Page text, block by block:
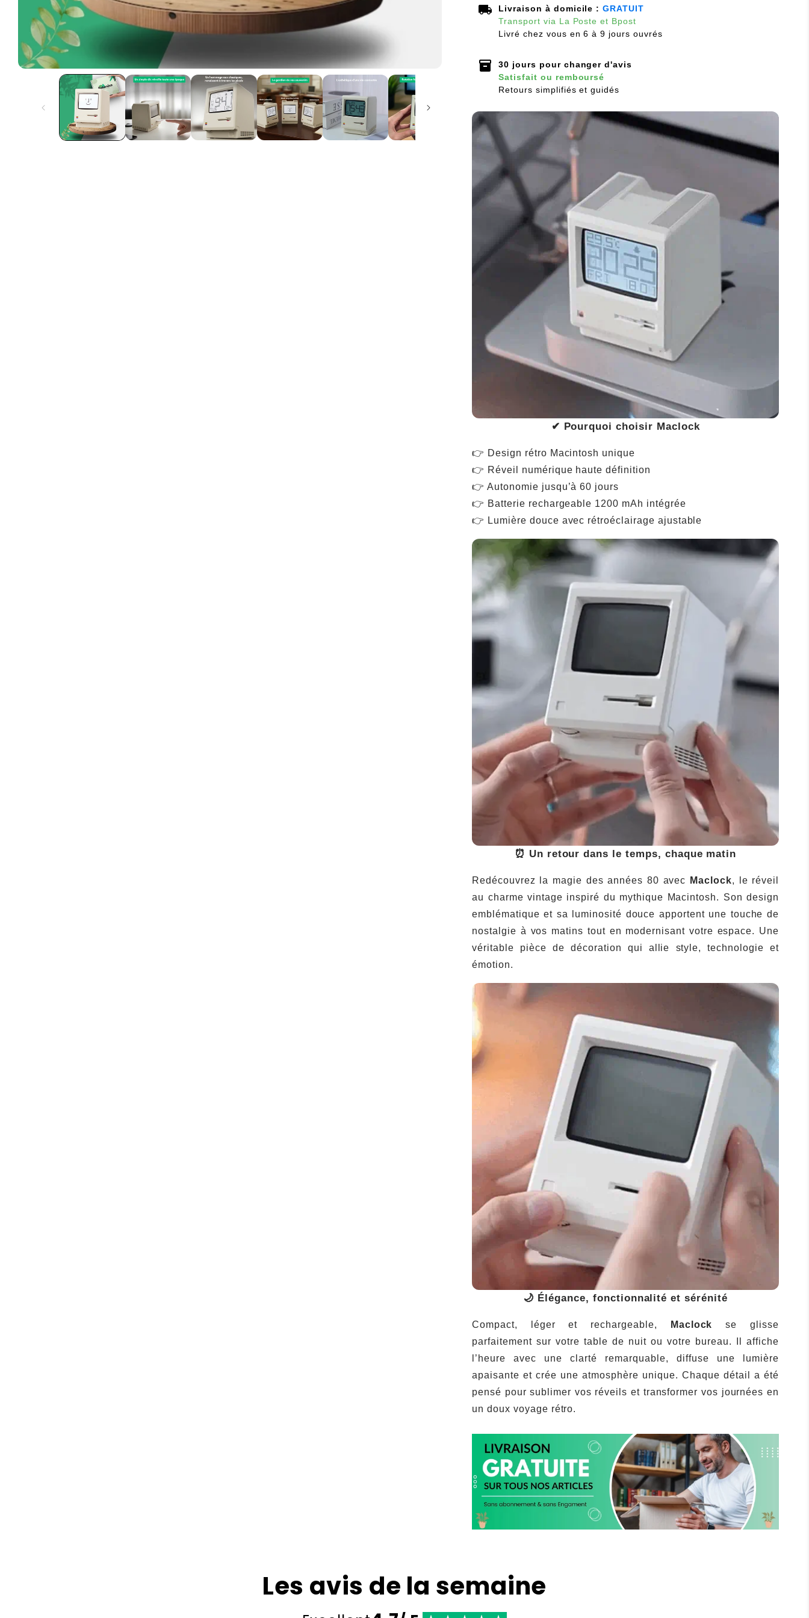
local_shipping Livraison à domicile :GRATUIT
Transport via La Poste et Bpost
Livré chez vous en 6 à 9 jours ouvrés
inventory_2
30 jours pour changer d'avis
Satisfait ou remboursé
Retours simplifiés et guidés
✔ Pourquoi choisir Maclock
👉 Design rétro Macintosh unique
👉 Réveil numérique haute définition
👉 Autonomie jusqu’à 60 jours
👉 Batterie rechargeable 1200 mAh intégrée
👉 Lumière douce avec rétroéclairage ajustable
⏰ Un retour dans le temps, chaque matin
Redécouvrez la magie des années 80 avec Maclock, le réveil
au charme vintage inspiré du mythique Macintosh. Son design
emblématique et sa luminosité douce apportent une touche de
nostalgie à vos matins tout en modernisant votre espace. Une
véritable pièce de décoration qui allie style, technologie et
émotion.
🌙 Élégance, fonctionnalité et sérénité
Compact, léger et rechargeable, Maclock se glisse
parfaitement sur votre table de nuit ou votre bureau. Il affiche
l’heure avec une clarté remarquable, diffuse une lumière
apaisante et crée une atmosphère unique. Chaque détail a été
pensé pour sublimer vos réveils et transformer vos journées en
un doux voyage rétro.
Les avis de la semaine